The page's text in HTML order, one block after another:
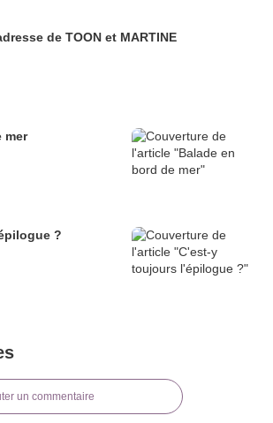
de TOON et MARTINE
mer
?
un commentaire